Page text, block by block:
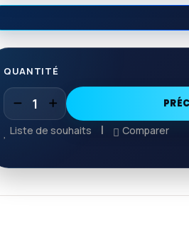
QUANTITÉ
Liste de souhaits
Comparer